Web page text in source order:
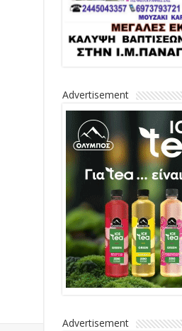
Advertisement
Advertisement